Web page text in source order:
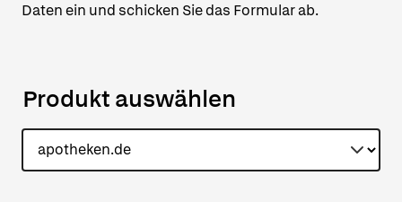
Daten ein und schicken Sie das Formular ab.
Produkt auswählen